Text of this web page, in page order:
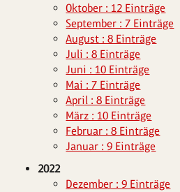
Oktober : 12 Einträge
September : 7 Einträge
August : 8 Einträge
Juli : 8 Einträge
Juni : 10 Einträge
Mai : 7 Einträge
April : 8 Einträge
März : 10 Einträge
Februar : 8 Einträge
Januar : 9 Einträge
2022
Dezember : 9 Einträge